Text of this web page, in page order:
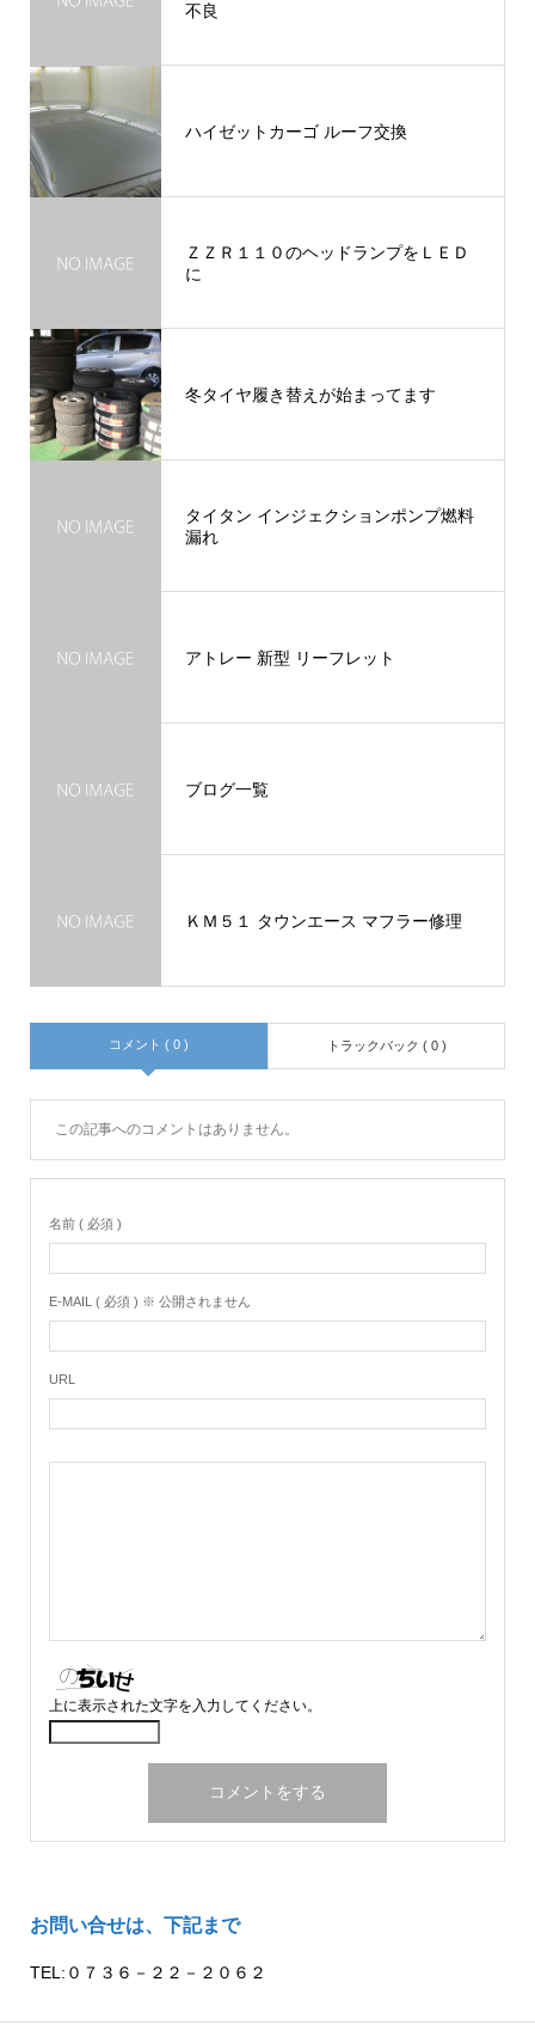
不良
ハイゼットカーゴ ルーフ交換
ＺＺＲ１１０のヘッドランプをＬＥＤ
に
冬タイヤ履き替えが始まってます
タイタン インジェクションポンプ燃料
漏れ
アトレー 新型 リーフレット
ブログ一覧
ＫＭ５１ タウンエース マフラー修理
コメント ( 0 ) トラックバック ( 0 )
この記事へのコメントはありません。
名前 ( 必須 )
E-MAIL ( 必須 ) ※ 公開されません
URL
上に表示された文字を入力してください。
お問い合せは、下記まで
TEL:０７３６－２２－２０６２